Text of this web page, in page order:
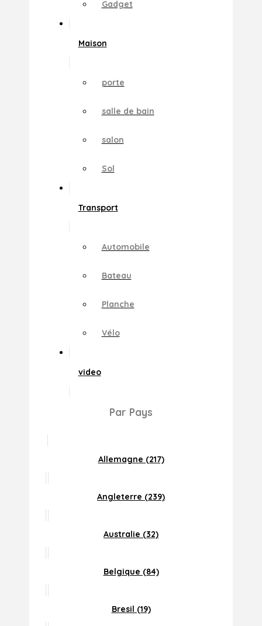
Gadget
Maison
porte
salle de bain
salon
Sol
Transport
Automobile
Bateau
Planche
Vélo
video
Par Pays
Allemagne (217)
Angleterre (239)
Australie (32)
Belgique (84)
Bresil (19)